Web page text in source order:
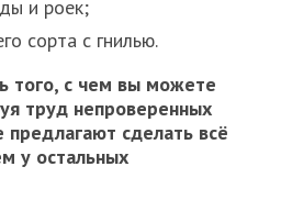
и роек;
сорта с гнилью.
того, с чем вы можете
труд непроверенных
сделать всё
у остальных